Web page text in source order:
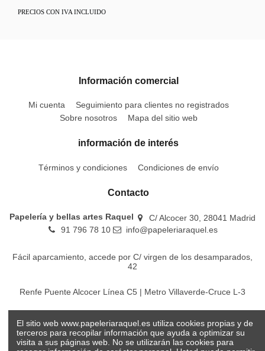
PRECIOS CON IVA INCLUIDO
Información comercial
Mi cuenta
Seguimiento para clientes no registrados
Sobre nosotros
Mapa del sitio web
información de interés
Términos y condiciones Condiciones de envío
Contacto
Papelería y bellas artes Raquel
C/ Alcocer 30, 28041 Madrid
91 796 78 10
info@papeleriaraquel.es
Fácil aparcamiento, accede por C/ virgen de los desamparados,
42
Renfe Puente Alcocer Línea C5 | Metro Villaverde-Cruce L-3
El sitio web www.papeleriaraquel.es utiliza cookies propias y de
terceros para recopilar información que ayuda a optimizar su
visita a sus páginas web. No se utilizarán las cookies para